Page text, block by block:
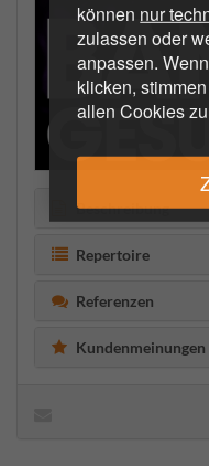
können nur
zulassen oder
anpassen.
klicken,
allen Cookies
Beschreibung
Repertoire
Referenzen
Kundenmeinungen